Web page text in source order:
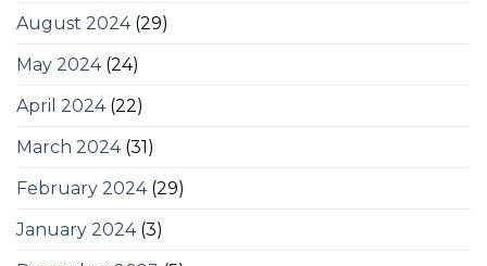
August 2024(29)
May 2024(24)
April 2024(22)
March 2024(31)
February 2024(29)
January 2024(3)